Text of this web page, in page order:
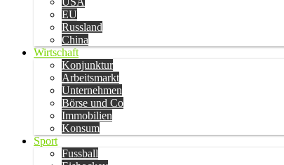
EU
Russland
China
Wirtschaft
Konjunktur
Arbeitsmarkt
Unternehmen
Börse und Co
Immobilien
Konsum
Sport
Fussball